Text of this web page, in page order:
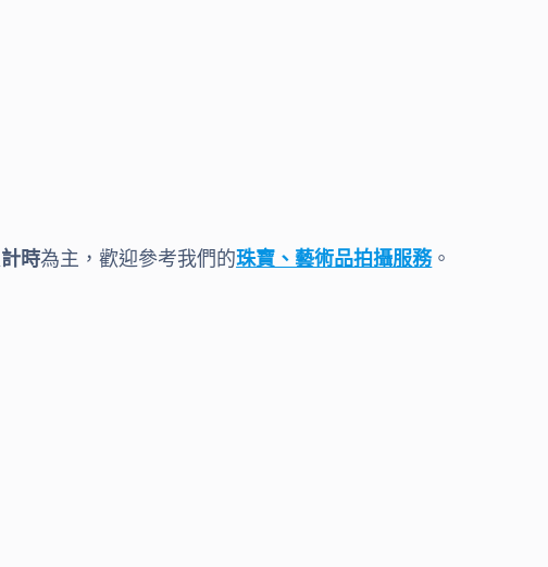
計時為主，歡迎參考我們的珠寶、藝術品拍攝服務。